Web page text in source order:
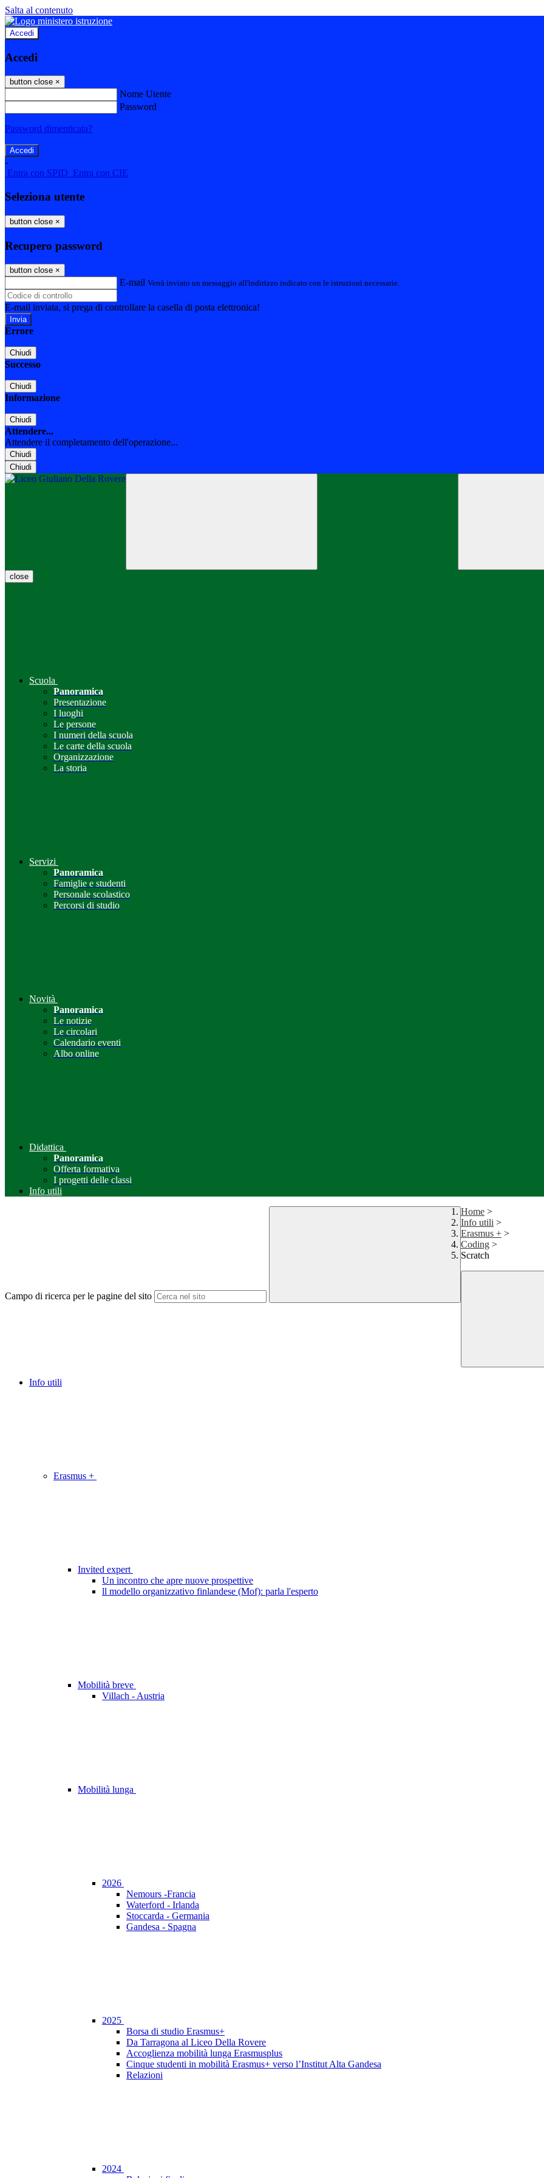
Salta al contenuto
Accedi
Accedi
button close ×
Nome Utente
Password
Password dimenticata?
-
Entra con SPID Entra con CIE
Seleziona utente
button close ×
Recupero password
button close ×
E-mail Verrà inviato un messaggio all'indirizzo indicato con le istruzioni necessarie.
E-mail inviata, si prega di controllare la casella di posta elettronica!
Errore
Chiudi
Successo
Chiudi
Informazione
Chiudi
Attendere...
Attendere il completamento dell'operazione...
Chiudi
Chiudi
close
Scuola
Panoramica
Presentazione
I luoghi
Le persone
I numeri della scuola
Le carte della scuola
Organizzazione
La storia
Servizi
Panoramica
Famiglie e studenti
Personale scolastico
Percorsi di studio
Novità
Panoramica
Le notizie
Le circolari
Calendario eventi
Albo online
Didattica
Panoramica
Offerta formativa
I progetti delle classi
Info utili
Campo di ricerca per le pagine del sito
Home >
Info utili >
Erasmus + >
Coding >
Scratch
Info utili
Erasmus +
Invited expert
Un incontro che apre nuove prospettive
ll modello organizzativo finlandese (Mof): parla l'esperto
Mobilità breve
Villach - Austria
Mobilità lunga
2026
Nemours -Francia
Waterford - Irlanda
Stoccarda - Germania
Gandesa - Spagna
2025
Borsa di studio Erasmus+
Da Tarragona al Liceo Della Rovere
Accoglienza mobilità lunga Erasmusplus
Cinque studenti in mobilità Erasmus+ verso l’Institut Alta Gandesa
Relazioni
2024